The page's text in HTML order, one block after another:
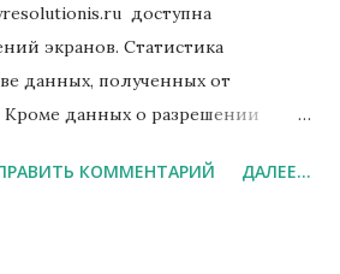
доступна
экранов. Статистика
данных, полученных от
Кроме данных о разрешении
по адресуКОММЕНТАРИЙ ДАЛЕЕ...